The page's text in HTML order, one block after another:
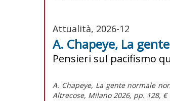
Attualità, 2026-12
A. Chapeye, La
Pensieri sul pacifismo
A. Chapeye, La gente normale
Altrecose, Milano 2026, pp. 128, €